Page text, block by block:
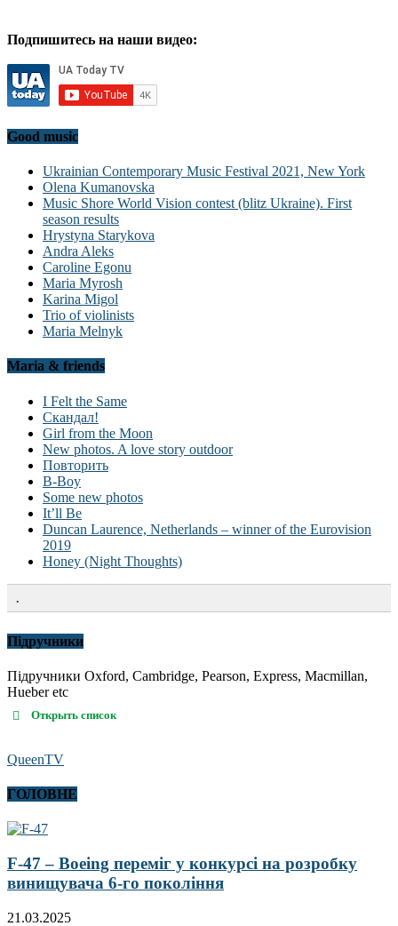
Подпишитесь на наши видео:
Good music
Ukrainian Contemporary Music Festival 2021, New York
Olena Kumanovska
Music Shore World Vision contest (blitz Ukraine). First
season results
Hrystyna Starykova
Andra Aleks
Caroline Egonu
Maria Myrosh
Karina Migol
Trio of violinists
Maria Melnyk
Maria & friends
I Felt the Same
Скандал!
Girl from the Moon
New photos. A love story outdoor
Повторить
B-Boy
Some new photos
It’ll Be
Duncan Laurence, Netherlands – winner of the Eurovision
2019
Honey (Night Thoughts)
.
Підручники
Підручники Oxford, Cambridge, Pearson, Express, Macmillan,
Hueber etc
Открыть список
QueenTV
ГОЛОВНЕ
F-47 – Boeing переміг у конкурсі на розробку
винищувача 6-го покоління
21.03.2025